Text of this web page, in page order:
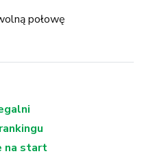
połowę
na start